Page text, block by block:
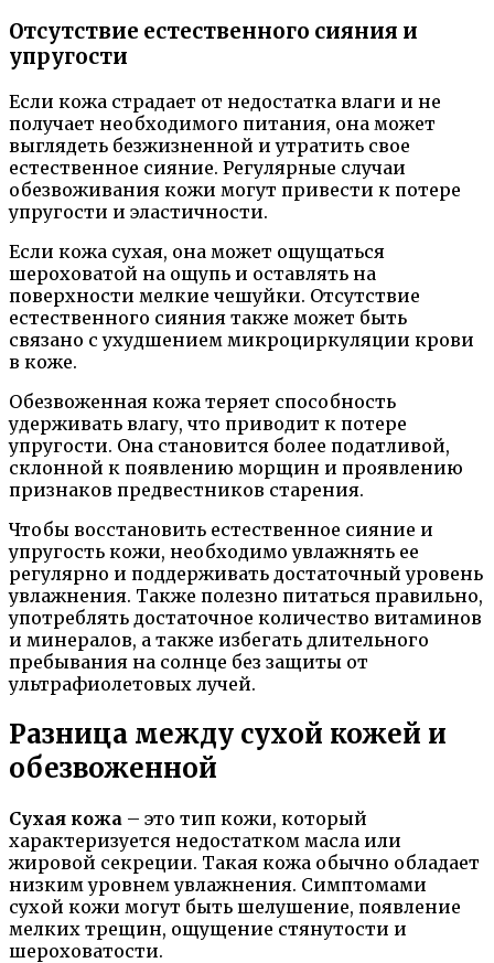
Отсутствие естественного сияния и
упругости
Если кожа страдает от недостатка влаги и не
получает необходимого питания, она может
выглядеть безжизненной и утратить свое
естественное сияние. Регулярные случаи
обезвоживания кожи могут привести к потере
упругости и эластичности.
Если кожа сухая, она может ощущаться
шероховатой на ощупь и оставлять на
поверхности мелкие чешуйки. Отсутствие
естественного сияния также может быть
связано с ухудшением микроциркуляции крови
в коже.
Обезвоженная кожа теряет способность
удерживать влагу, что приводит к потере
упругости. Она становится более податливой,
склонной к появлению морщин и проявлению
признаков предвестников старения.
Чтобы восстановить естественное сияние и
упругость кожи, необходимо увлажнять ее
регулярно и поддерживать достаточный уровень
увлажнения. Также полезно питаться правильно,
употреблять достаточное количество витаминов
и минералов, а также избегать длительного
пребывания на солнце без защиты от
ультрафиолетовых лучей.
Разница между сухой кожей и
обезвоженной
Сухая кожа – это тип кожи, который
характеризуется недостатком масла или
жировой секреции. Такая кожа обычно обладает
низким уровнем увлажнения. Симптомами
сухой кожи могут быть шелушение, появление
мелких трещин, ощущение стянутости и
шероховатости.